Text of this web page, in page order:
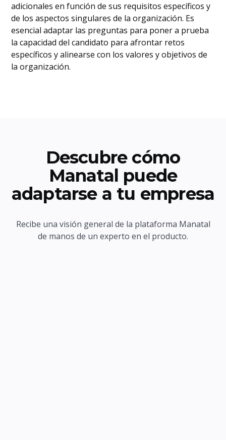
adicionales en función de sus requisitos específicos y
de los aspectos singulares de la organización. Es
esencial adaptar las preguntas para poner a prueba
la capacidad del candidato para afrontar retos
específicos y alinearse con los valores y objetivos de
la organización.
Descubre cómo
Manatal puede
adaptarse a tu empresa
Recibe una visión general de la plataforma Manatal
de manos de un experto en el producto.